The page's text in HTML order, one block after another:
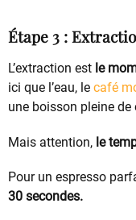
Étape 3 :
L’extraction est le
ici que l’eau, le café
une boisson pleine de
Mais attention, le
Pour un espresso
30 secondes.